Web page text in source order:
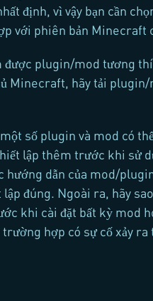
định, vì vậy bạn cần
với phiên bản Minecraft
được plugin/mod tương
Minecraft, hãy tải
số plugin và mod có
lập thêm trước khi sử
hướng dẫn của mod/
lập đúng. Ngoài ra, hãy
khi cài đặt bất kỳ mod
trường hợp có sự cố xảy